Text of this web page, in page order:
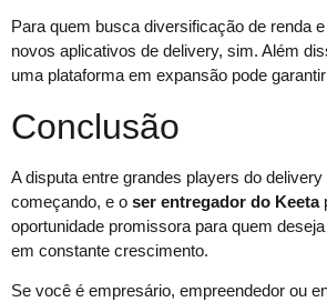
Para quem busca diversificação de renda
novos aplicativos de delivery, sim. Além
uma plataforma em expansão pode
Conclusão
A disputa entre grandes players do delivery
começando, e o ser entregador do Keeta
oportunidade promissora para quem
em constante crescimento.
Se você é empresário, empreendedor ou